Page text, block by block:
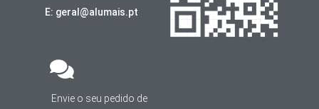
E: geral@alumais.pt
Envie o seu pedido de